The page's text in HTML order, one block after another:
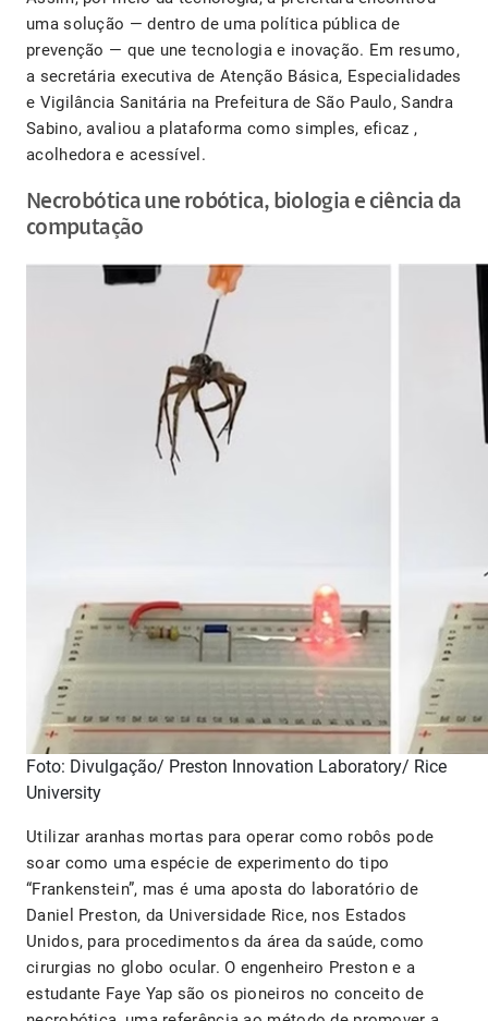
uma solução — dentro de uma política pública de
prevenção — que une tecnologia e inovação. Em resumo,
a secretária executiva de Atenção Básica, Especialidades
e Vigilância Sanitária na Prefeitura de São Paulo, Sandra
Sabino, avaliou a plataforma como simples, eficaz ,
acolhedora e acessível.
Necrobótica une robótica, biologia e ciência da
computação
Foto: Divulgação/ Preston Innovation Laboratory/ Rice
University
Utilizar aranhas mortas para operar como robôs pode
soar como uma espécie de experimento do tipo
“Frankenstein”, mas é uma aposta do laboratório de
Daniel Preston, da Universidade Rice, nos Estados
Unidos, para procedimentos da área da saúde, como
cirurgias no globo ocular. O engenheiro Preston e a
estudante Faye Yap são os pioneiros no conceito de